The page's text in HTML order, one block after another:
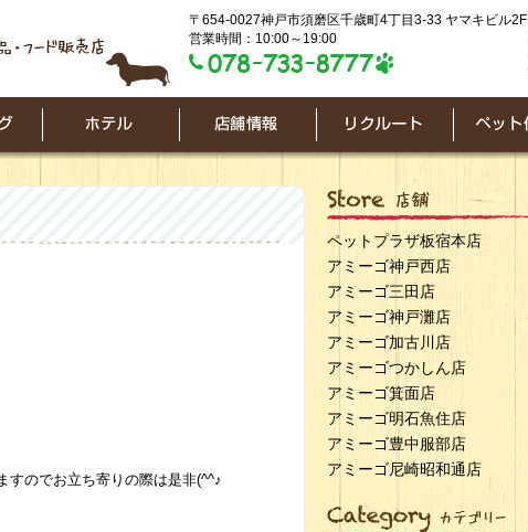
〒654-0027神戸市須磨区千歳町4丁目3-33 ヤマキビル2F
営業時間：10:00～19:00
すのでお立ち寄りの際は是非(^^♪
ペットプラザ板宿本店
アミーゴ神戸西店
アミーゴ三田店
アミーゴ神戸灘店
アミーゴ加古川店
アミーゴつかしん店
アミーゴ箕面店
アミーゴ明石魚住店
アミーゴ豊中服部店
アミーゴ尼崎昭和通店